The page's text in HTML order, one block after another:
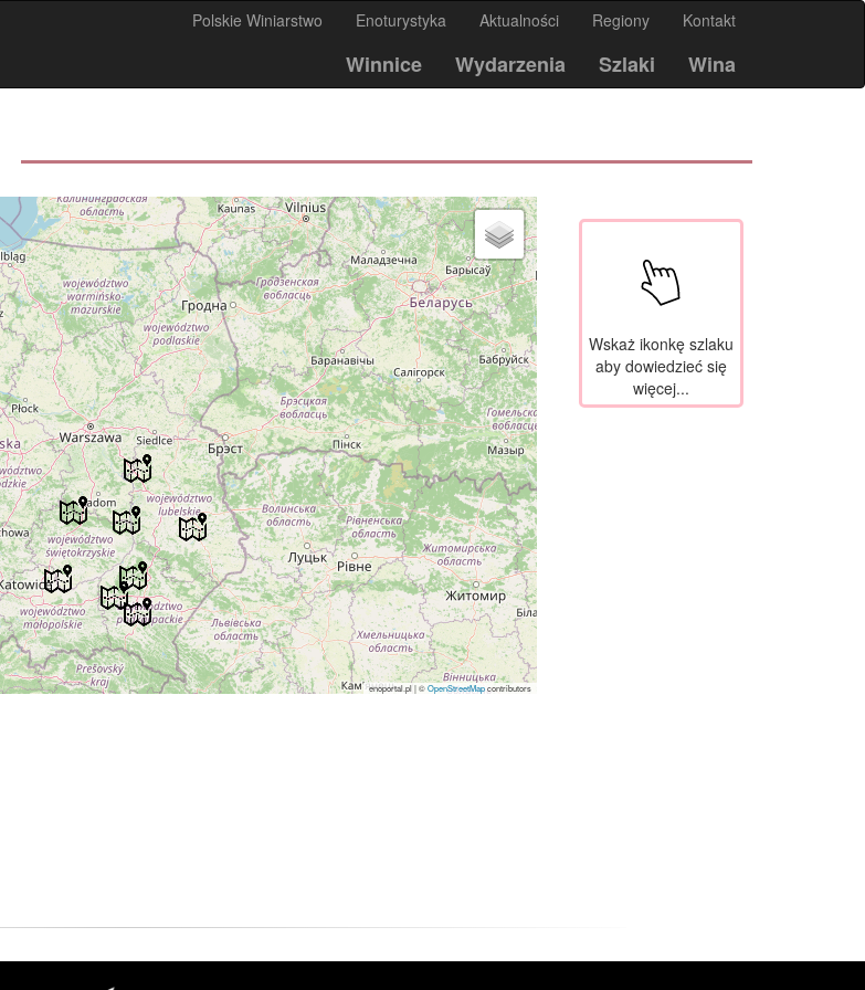
Polskie Winiarstwo Enoturystyka Aktualności Regiony Kontakt
Winnice Wydarzenia Szlaki Wina
enoportal.pl|©OpenStreetMapcontributors
Wskaż ikonkę szlaku
aby dowiedzieć się
więcej...